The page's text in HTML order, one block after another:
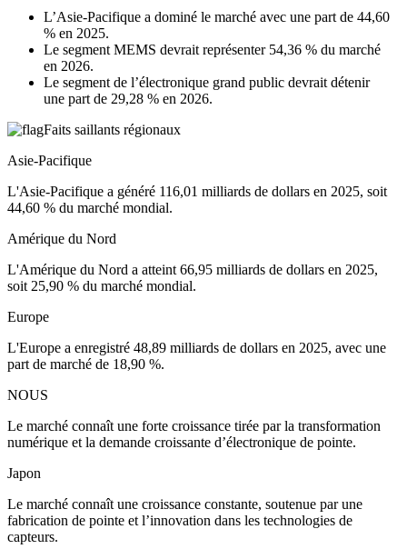
L’Asie-Pacifique a dominé le marché avec une part de 44,60
% en 2025.
Le segment MEMS devrait représenter 54,36 % du marché
en 2026.
Le segment de l’électronique grand public devrait détenir
une part de 29,28 % en 2026.
Faits saillants régionaux
Asie-Pacifique
L'Asie-Pacifique a généré 116,01 milliards de dollars en 2025, soit
44,60 % du marché mondial.
Amérique du Nord
L'Amérique du Nord a atteint 66,95 milliards de dollars en 2025,
soit 25,90 % du marché mondial.
Europe
L'Europe a enregistré 48,89 milliards de dollars en 2025, avec une
part de marché de 18,90 %.
NOUS
Le marché connaît une forte croissance tirée par la transformation
numérique et la demande croissante d’électronique de pointe.
Japon
Le marché connaît une croissance constante, soutenue par une
fabrication de pointe et l’innovation dans les technologies de
capteurs.